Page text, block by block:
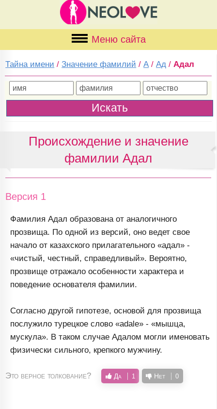
Меню сайта
Тайна имени /Значение фамилий /А /Ад /Адал
Происхождение и значение
фамилии Адал
Версия 1
Фамилия Адал образована от аналогичного
прозвища. По одной из версий, оно ведет свое
начало от казахского прилагательного «адал» -
«чистый, честный, справедливый». Вероятно,
прозвище отражало особенности характера и
поведение основателя фамилии.
Согласно другой гипотезе, основой для прозвища
послужило турецкое слово «adale» - «мышца,
мускула». В таком случае Адалом могли именовать
физически сильного, крепкого мужчину.
Это верное толкование? Да 1 Нет 0